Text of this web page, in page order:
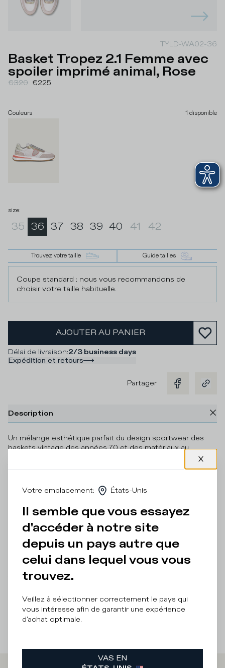
TYLD-WA02-36
Basket Tropez 2.1 Femme avec
spoiler imprimé animal, Rose
€320 €225
Couleurs 1 disponible
size:
35 36 37 38 39 40 41 42
Trouvez votre taille Guide tailles
Coupe standard : nous vous recommandons de
choisir votre taille habituelle.
AJOUTER AU PANIER
Délai de livraison:2/3 business days
Expédition et retours
Partager
Description
Un mélange esthétique parfait du design sportwear des
baskets vintage des années 70 et des matériaux au
Tropez 2.1 présente une tige en tissu technique et suédine
contrefort animalier et un talon à paillettes rose et
argentées. Le modèle est complété par une semelle en
caoutchouc microporeux léger et flexible, avec un
empiècement en relief contrasté sous le talon.
Détails et composition
Entretien Produit
There was a problem loading related products
Votre emplacement: États-Unis
Il semble que vous essayez
d'accéder à notre site
depuis un pays autre que
celui dans lequel vous vous
trouvez.
Veillez à sélectionner correctement le pays qui
vous intéresse afin de garantir une expérience
d'achat optimale.
VAS EN